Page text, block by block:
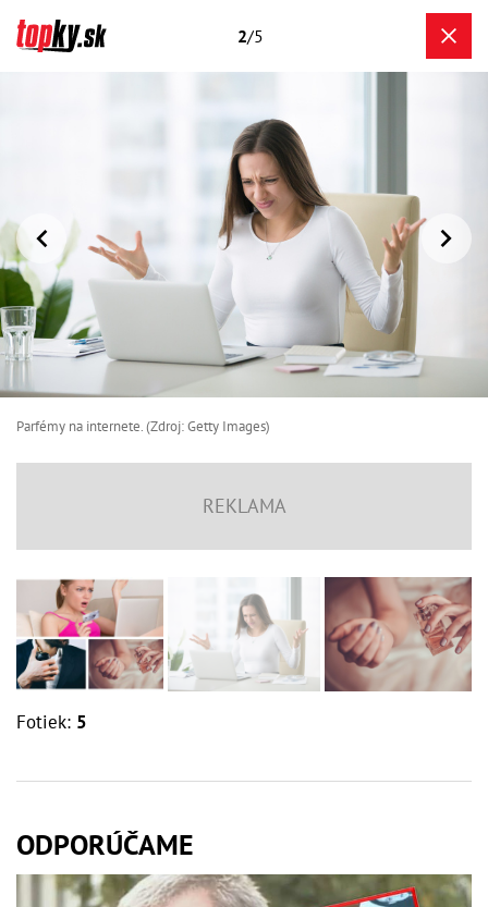
2/5
Parfémy na internete. (Zdroj: Getty Images)
Fotiek: 5
ODPORÚČAME